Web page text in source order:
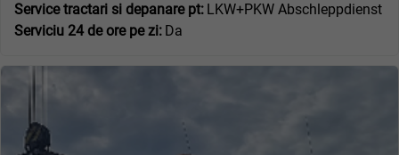
Service tractari si depanare pt: LKW+PKW Abschleppdienst
Serviciu 24 de ore pe zi: Da